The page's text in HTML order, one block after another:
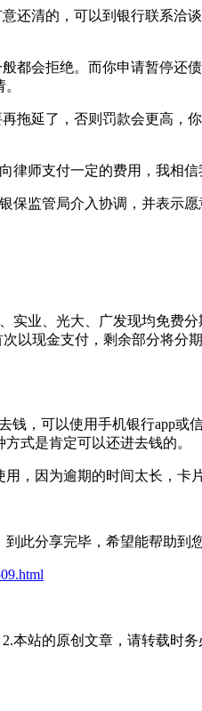
还清的，可以到银行联系
都会拒绝。而你申请暂停
拖延了，否则罚款会更高
师支付一定的费用，我相信
保监管局介入协调，并表示
实业、光大、广发现均免费
以现金支付，剩余部分将
钱，可以使用手机银行app
式是肯定可以还进去钱的。
，因为逾期的时间太长，卡
此分享完毕，希望能帮助到您
本站的原创文章，请转载时